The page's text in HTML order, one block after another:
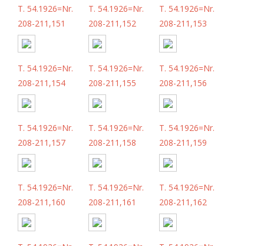
T. 54.1926=Nr.
208-211,151
T. 54.1926=Nr.
208-211,152
T. 54.1926=Nr.
208-211,153
T. 54.1926=Nr.
208-211,154
T. 54.1926=Nr.
208-211,155
T. 54.1926=Nr.
208-211,156
T. 54.1926=Nr.
208-211,157
T. 54.1926=Nr.
208-211,158
T. 54.1926=Nr.
208-211,159
T. 54.1926=Nr.
208-211,160
T. 54.1926=Nr.
208-211,161
T. 54.1926=Nr.
208-211,162